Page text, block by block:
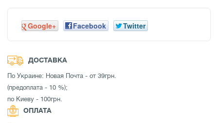
Google+ Facebook Twitter
ДОСТАВКА
По Украине: Новая Почта - от 39грн.
(предоплата - 10 %);
по Киеву - 100грн.
ОПЛАТА